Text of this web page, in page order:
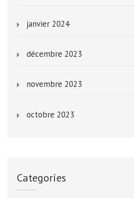
janvier 2024
décembre 2023
novembre 2023
octobre 2023
Categories